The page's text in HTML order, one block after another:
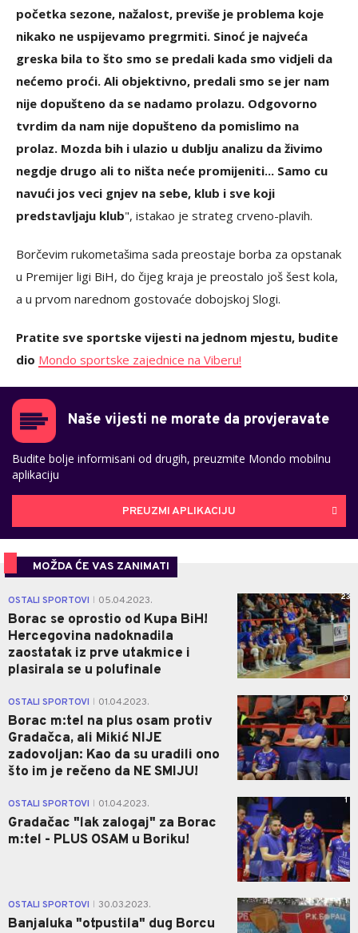
početka sezone, nažalost, previše je problema koje
nikako ne uspijevamo pregrmiti. Sinoć je najveća
greska bila to što smo se predali kada smo vidjeli da
nećemo proći. Ali objektivno, predali smo se jer nam
nije dopušteno da se nadamo prolazu. Odgovorno
tvrdim da nam nije dopušteno da pomislimo na
prolaz. Mozda bih i ulazio u dublju analizu da živimo
negdje drugo ali to ništa neće promijeniti... Samo cu
navući jos veci gnjev na sebe, klub i sve koji
predstavljaju klub", istakao je strateg crveno-plavih.
Borčevim rukometašima sada preostaje borba za opstanak
u Premijer ligi BiH, do čijeg kraja je preostalo još šest kola,
a u prvom narednom gostovaće dobojskoj Slogi.
Pratite sve sportske vijesti na jednom mjestu, budite
dio Mondo sportske zajednice na Viberu!
Naše vijesti ne morate da provjeravate
Budite bolje informisani od drugih, preuzmite Mondo mobilnu
aplikaciju
PREUZMI APLIKACIJU
MOŽDA ĆE VAS ZANIMATI
OSTALI SPORTOVI 05.04.2023.
Borac se oprostio od Kupa BiH!
Hercegovina nadoknadila
zaostatak iz prve utakmice i
plasirala se u polufinale
23
OSTALI SPORTOVI 01.04.2023.
Borac m:tel na plus osam protiv
Gradačca, ali Mikić NIJE
zadovoljan: Kao da su uradili ono
što im je rečeno da NE SMIJU!
0
OSTALI SPORTOVI 01.04.2023.
Gradačac "lak zalogaj" za Borac
m:tel - PLUS OSAM u Boriku!
1
OSTALI SPORTOVI 30.03.2023.
Banjaluka "otpustila" dug Borcu
1